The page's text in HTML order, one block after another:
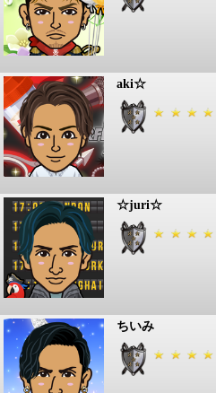
aki☆
☆juri☆
ちいみ